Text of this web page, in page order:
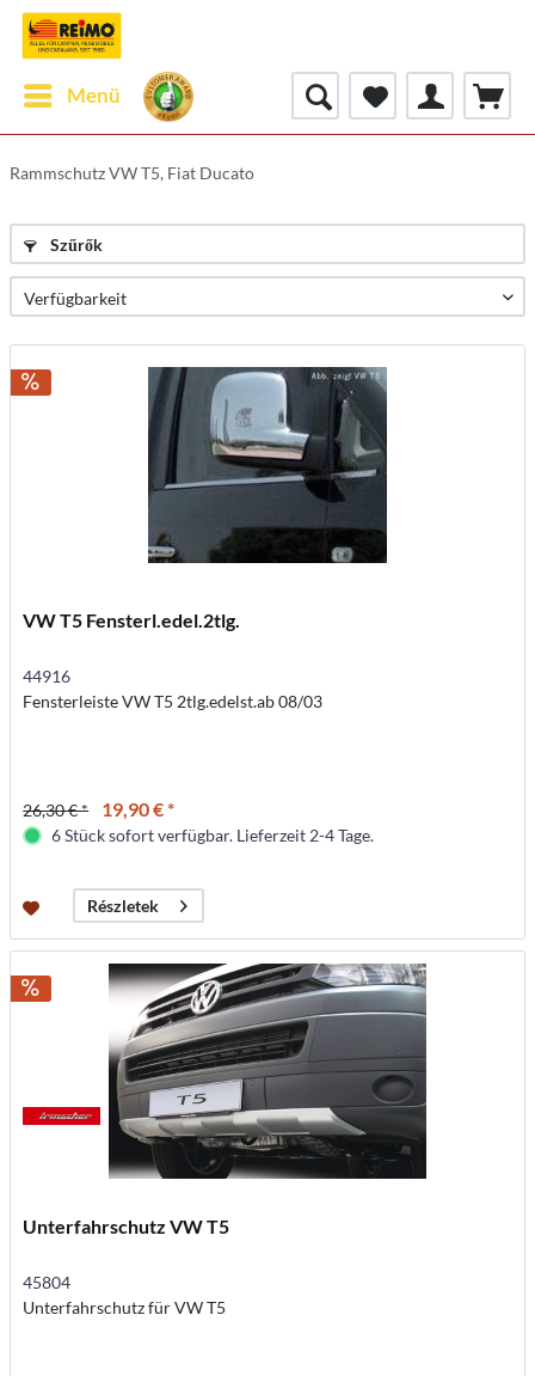
Menü
Rammschutz VW T5, Fiat Ducato
Szűrők
VW T5 Fensterl.edel.2tlg.
44916
Fensterleiste VW T5 2tlg.edelst.ab 08/03
26,30 € * 19,90 € *
6 Stück sofort verfügbar. Lieferzeit 2-4 Tage.
Részletek
Unterfahrschutz VW T5
45804
Unterfahrschutz für VW T5